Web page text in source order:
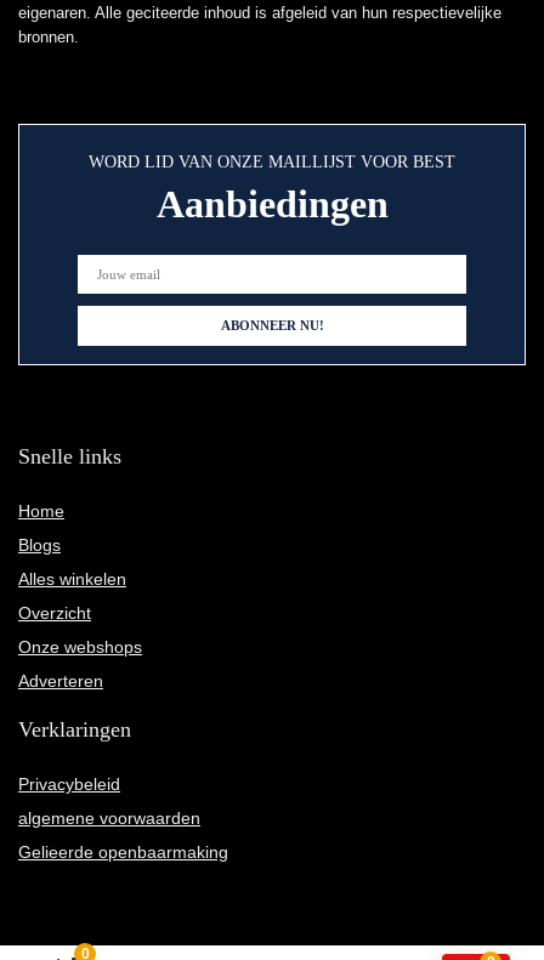
0
eigenaren. Alle geciteerde inhoud is afgeleid van hun respectievelijke
bronnen.
WORD LID VAN ONZE MAILLIJST VOOR BEST
Aanbiedingen
Snelle links
Home
Blogs
Alles winkelen
Overzicht
Onze webshops
Adverteren
Verklaringen
Privacybeleid
algemene voorwaarden
Gelieerde openbaarmaking